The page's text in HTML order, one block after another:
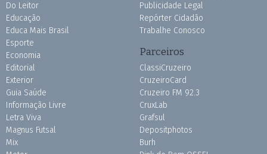
Do Leitor
Educação
Educa Mais Brasil
Esporte
Economia
Editorial
Exterior
Guia Saúde
Informação Livre
Letra Viva
Magnus Futsal
Mix
Publicidade Legal
Repórter Cidadão
Trabalhe Conosco
Parceiros
ClassiCruzeiro
CruzeiroCard
Cruzeiro FM 92.3
CruxLab
Grafsul
Depositphotos
Burh